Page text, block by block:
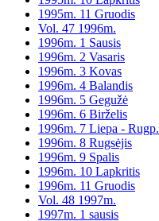
1995m. 11 Gruodis
Vol. 47 1996m.
1996m. 1 Sausis
1996m. 2 Vasaris
1996m. 3 Kovas
1996m. 4 Balandis
1996m. 5 Gegužė
1996m. 6 Birželis
1996m. 7 Liepa - Rugp.
1996m. 8 Rugsėjis
1996m. 9 Spalis
1996m. 10 Lapkritis
1996m. 11 Gruodis
Vol. 48 1997m.
1997m. 1 sausis